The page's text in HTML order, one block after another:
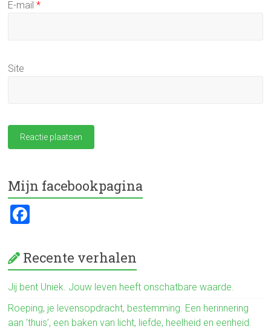
E-mail*
Site
Mijn facebookpagina
ce
b
o
ok
Recente verhalen
Jij bent Uniek. Jouw leven heeft onschatbare waarde.
Roeping, je levensopdracht, bestemming. Een herinnering
aan ’thuis’, een baken van licht, liefde, heelheid en eenheid.